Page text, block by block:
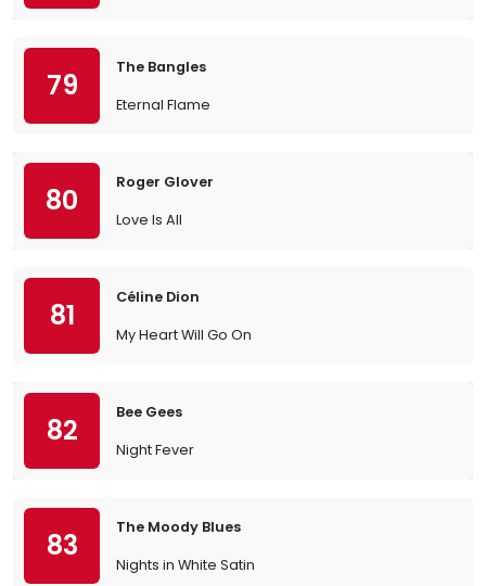
79
The Bangles
Eternal Flame
80
Roger Glover
Love Is All
81
Céline Dion
My Heart Will Go On
82
Bee Gees
Night Fever
83
The Moody Blues
Nights in White Satin